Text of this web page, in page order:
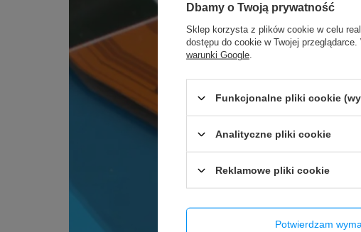
Dbamy o Twoją prywatność
Sklep korzysta z plików cookie w celu
dostępu do cookie w Twojej
warunki Google
Funkcjonalne pliki cookie
Analityczne pliki cookie
Reklamowe pliki cookie
Potwierdzam